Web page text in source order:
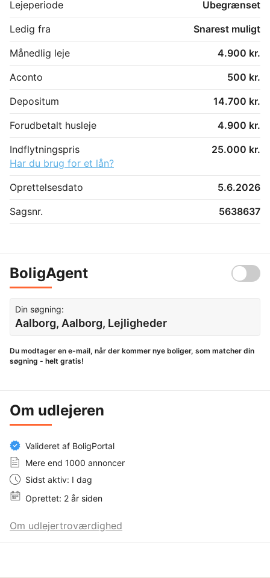
Lejeperiode
Ubegrænset
Ledig fra
Snarest muligt
Månedlig leje
4.900 kr.
Aconto
500 kr.
Depositum
14.700 kr.
Forudbetalt husleje
4.900 kr.
Indflytningspris
25.000 kr.
Har du brug for et lån?
Oprettelsesdato
5.6.2026
Sagsnr.
5638637
BoligAgent
Din søgning:
Aalborg, Aalborg, Lejligheder
Du modtager en e-mail, når der kommer nye boliger, som matcher din
søgning - helt gratis!
Om udlejeren
Valideret af BoligPortal
Mere end 1000 annoncer
Sidst aktiv: I dag
Oprettet: 2 år siden
Om udlejertroværdighed